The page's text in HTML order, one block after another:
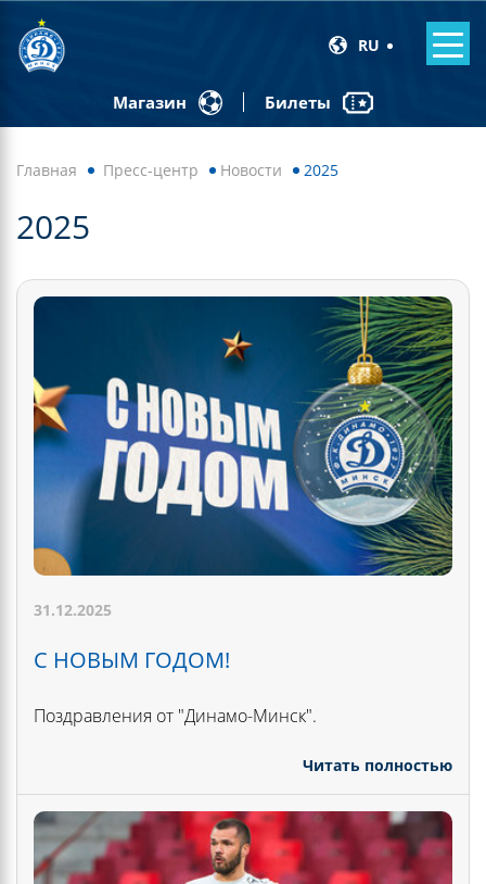
RU
Магазин Билеты
Главная Пресс-центр Новости 2025
2025
31.12.2025
С НОВЫМ ГОДОМ!
Поздравления от "Динамо-Минск".
Читать полностью